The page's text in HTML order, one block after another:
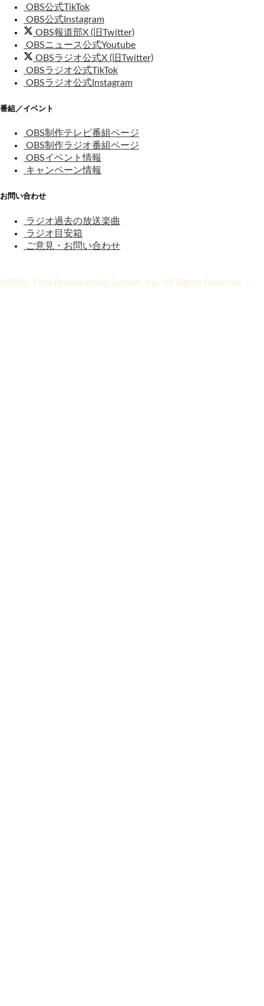
OBS公式TikTok
OBS公式Instagram
OBS報道部X (旧Twitter)
OBSニュース公式Youtube
OBSラジオ公式X (旧Twitter)
OBSラジオ公式TikTok
OBSラジオ公式Instagram
番組／イベント
OBS制作テレビ番組ページ
OBS制作ラジオ番組ページ
OBSイベント情報
キャンペーン情報
お問い合わせ
ラジオ過去の放送楽曲
ラジオ目安箱
ご意見・お問い合わせ
©2026 Oita Broadcasting System, Inc. All Rights Reserved.